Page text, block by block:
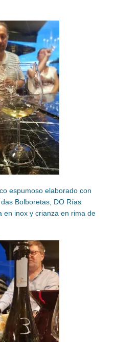
espumoso elaborado con
Bolboretas, DO Rías
en inox y crianza en rima de